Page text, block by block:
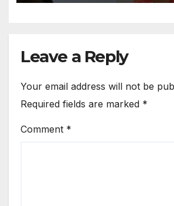
Leave a Reply
Your email address will not be
Required fields are marked *
Comment *